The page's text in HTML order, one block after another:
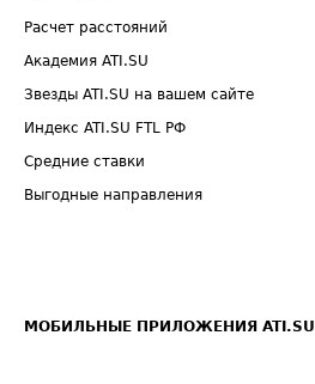
Расчет расстояний
Академия ATI.SU
Звезды ATI.SU на вашем сайте
Индекс ATI.SU FTL РФ
Средние ставки
Выгодные направления
МОБИЛЬНЫЕ ПРИЛОЖЕНИЯ ATI.SU